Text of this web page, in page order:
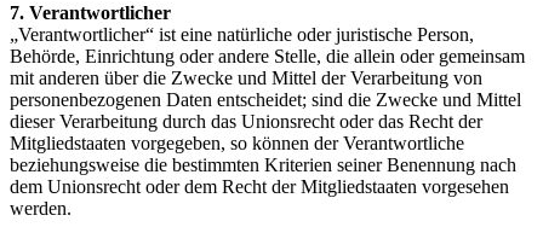
7. Verantwortlicher
„Verantwortlicher“ ist eine natürliche oder juristische Person,
Behörde, Einrichtung oder andere Stelle, die allein oder gemeinsam
mit anderen über die Zwecke und Mittel der Verarbeitung von
personenbezogenen Daten entscheidet; sind die Zwecke und Mittel
dieser Verarbeitung durch das Unionsrecht oder das Recht der
Mitgliedstaaten vorgegeben, so können der Verantwortliche
beziehungsweise die bestimmten Kriterien seiner Benennung nach
dem Unionsrecht oder dem Recht der Mitgliedstaaten vorgesehen
werden.